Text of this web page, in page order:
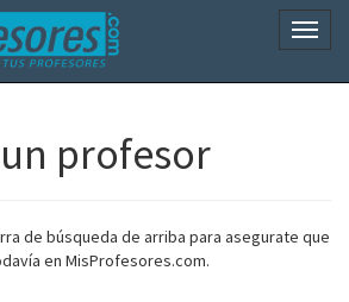
profesor
de búsqueda de arriba para asegurate que
en MisProfesores.com.